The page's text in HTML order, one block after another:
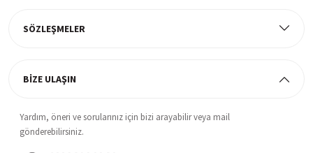
SÖZLEŞMELER
BİZE ULAŞIN
Yardım, öneri ve sorularınız için bizi arayabilir veya mail
gönderebilirsiniz.